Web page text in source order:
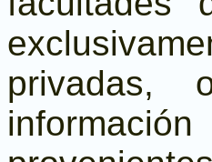
privadas,